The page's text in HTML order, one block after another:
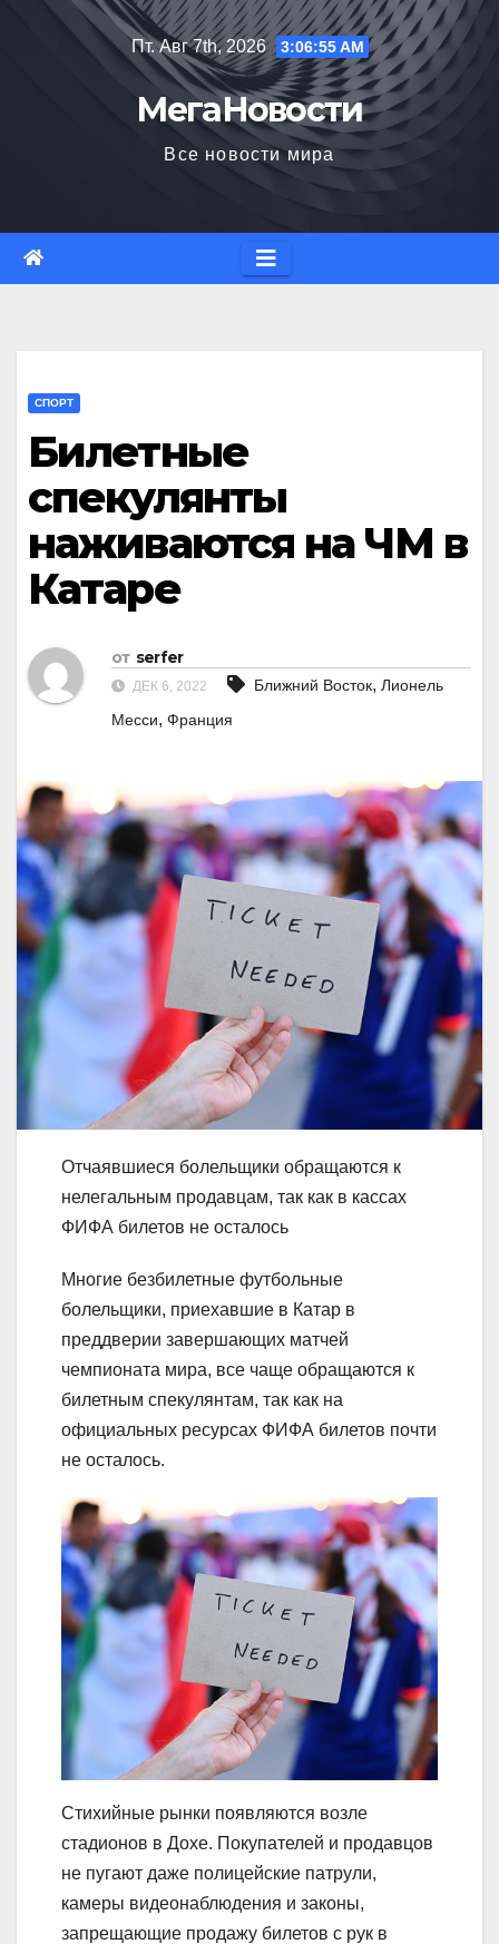
Пт. Авг 7th, 2026 3:06:56 AM
МегаНовости
Все новости мира
СПОРТ
Билетные
спекулянты
наживаются на ЧМ в
Катаре
от serfer
ДЕК 6, 2022 Ближний Восток, Лионель
Месси, Франция
Отчаявшиеся болельщики обращаются к
нелегальным продавцам, так как в кассах
ФИФА билетов не осталось
Многие безбилетные футбольные
болельщики, приехавшие в Катар в
преддверии завершающих матчей
чемпионата мира, все чаще обращаются к
билетным спекулянтам, так как на
официальных ресурсах ФИФА билетов почти
не осталось.
Стихийные рынки появляются возле
стадионов в Дохе. Покупателей и продавцов
не пугают даже полицейские патрули,
камеры видеонаблюдения и законы,
запрещающие продажу билетов с рук в